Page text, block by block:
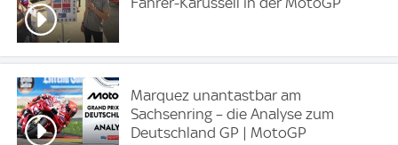
Marquez unantastbar am
Sachsenring – die Analyse zum
Deutschland GP | MotoGP